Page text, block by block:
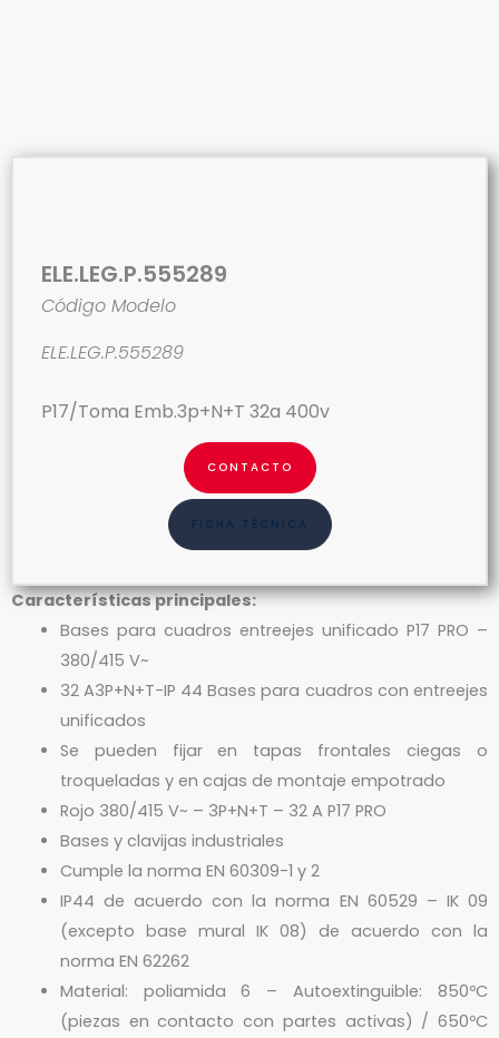
ELE.LEG.P.555289
Código Modelo
ELE.LEG.P.555289
P17/Toma Emb.3p+N+T 32a 400v
CONTACTO
FICHA TÉCNICA
Características principales:
Bases para cuadros entreejes unificado P17 PRO –
380/415 V~
32 A3P+N+T-IP 44 Bases para cuadros con entreejes
unificados
Se pueden fijar en tapas frontales ciegas o
troqueladas y en cajas de montaje empotrado
Rojo 380/415 V~ – 3P+N+T – 32 A P17 PRO
Bases y clavijas industriales
Cumple la norma EN 60309-1 y 2
IP44 de acuerdo con la norma EN 60529 – IK 09
(excepto base mural IK 08) de acuerdo con la
norma EN 62262
Material: poliamida 6 – Autoextinguible: 850ºC
(piezas en contacto con partes activas) / 650ºC